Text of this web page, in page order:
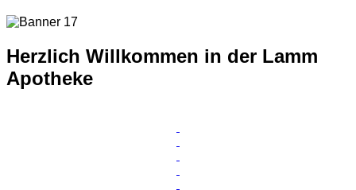
Herzlich Willkommen in der Lamm
Apotheke